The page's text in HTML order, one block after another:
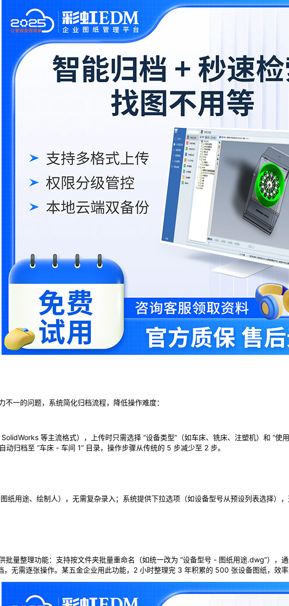
一的问题，系统简化归档流程，降低操作难度：
等主流格式），上传时只需选择 “设备类型”（如车床、铣床、注塑机）和 “使
归档至 “车床 - 车间 1” 目录，操作步骤从传统的 5 步减少至 2 步。
纸用途、绘制人），无需复杂录入；系统提供下拉选项（如设备型号从预设列表选择）
批量整理功能：支持按文件夹批量重命名（如统一改为 “设备型号 - 图纸用途.dwg”）
，无需逐张操作。某五金企业用此功能，2 小时整理完 3 年积累的 500 张设备图纸，效